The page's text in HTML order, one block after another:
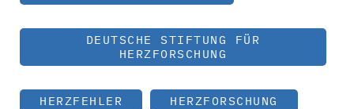
DEUTSCHE STIFTUNG FÜR
HERZFORSCHUNG
HERZFEHLER HERZFORSCHUNG